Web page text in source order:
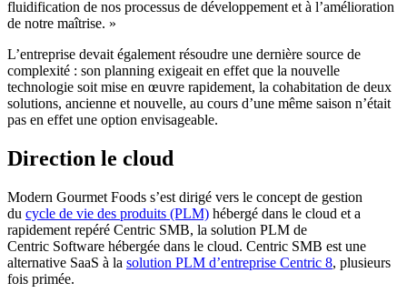
fluidification de nos processus de développement et à l’amélioration
de notre maîtrise. »
L’entreprise devait également résoudre une dernière source de
complexité : son planning exigeait en effet que la nouvelle
technologie soit mise en œuvre rapidement, la cohabitation de deux
solutions, ancienne et nouvelle, au cours d’une même saison n’était
pas en effet une option envisageable.
Direction le cloud
Modern Gourmet Foods s’est dirigé vers le concept de gestion
du cycle de vie des produits (PLM) hébergé dans le cloud et a
rapidement repéré Centric SMB, la solution PLM de
Centric Software hébergée dans le cloud. Centric SMB est une
alternative SaaS à la solution PLM d’entreprise Centric 8, plusieurs
fois primée.